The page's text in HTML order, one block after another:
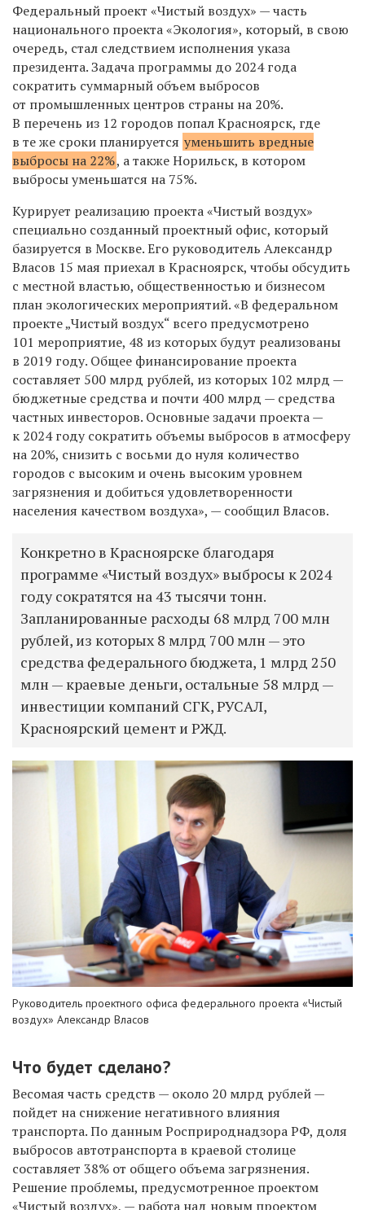
Федеральный проект «Чистый воздух» — часть
национального проекта «Экология», который, в свою
очередь, стал следствием исполнения указа
президента. Задача программы до 2024 года
сократить суммарный объем выбросов
от промышленных центров страны на 20%.
В перечень из 12 городов попал Красноярск, где
в те же сроки планируется уменьшить вредные
выбросы на 22%, а также Норильск, в котором
выбросы уменьшатся на 75%.
Курирует реализацию проекта «Чистый воздух»
специально созданный проектный офис, который
базируется в Москве. Его руководитель Александр
Власов 15 мая приехал в Красноярск, чтобы обсудить
с местной властью, общественностью и бизнесом
план экологических мероприятий. «В федеральном
проекте „Чистый воздух“ всего предусмотрено
101 мероприятие, 48 из которых будут реализованы
в 2019 году. Общее финансирование проекта
составляет 500 млрд рублей, из которых 102 млрд —
бюджетные средства и почти 400 млрд — средства
частных инвесторов. Основные задачи проекта —
к 2024 году сократить объемы выбросов в атмосферу
на 20%, снизить с восьми до нуля количество
городов с высоким и очень высоким уровнем
загрязнения и добиться удовлетворенности
населения качеством воздуха», — сообщил Власов.
Конкретно в Красноярске благодаря
программе «Чистый воздух» выбросы к 2024
году сократятся на 43 тысячи тонн.
Запланированные расходы 68 млрд 700 млн
рублей, из которых 8 млрд 700 млн — это
средства федерального бюджета, 1 млрд 250
млн — краевые деньги, остальные 58 млрд —
инвестиции компаний СГК, РУСАЛ,
Красноярский цемент и РЖД.
Руководитель проектного офиса федерального проекта «Чистый
воздух» Александр Власов
Что будет сделано?
Весомая часть средств — около 20 млрд рублей —
пойдет на снижение негативного влияния
транспорта. По данным Росприроднадзора РФ, доля
выбросов автотранспорта в краевой столице
составляет 38% от общего объема загрязнения.
Решение проблемы, предусмотренное проектом
«Чистый воздух», — работа над новым проектом